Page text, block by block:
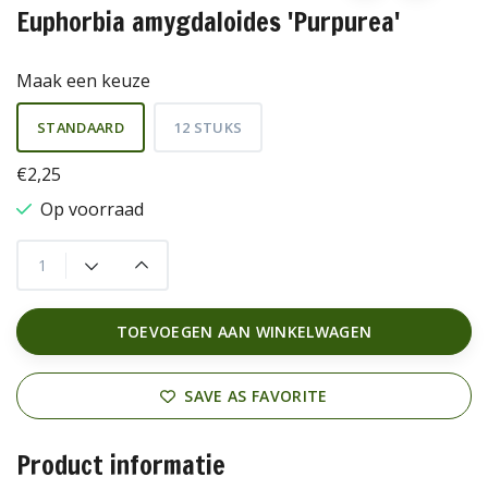
Euphorbia amygdaloides 'Purpurea'
Maak een keuze
STANDAARD 12 STUKS
€2,25
Op voorraad
TOEVOEGEN AAN WINKELWAGEN
SAVE AS FAVORITE
Product informatie